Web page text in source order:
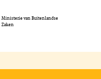
Ministerie van Buitenlandse
Zaken